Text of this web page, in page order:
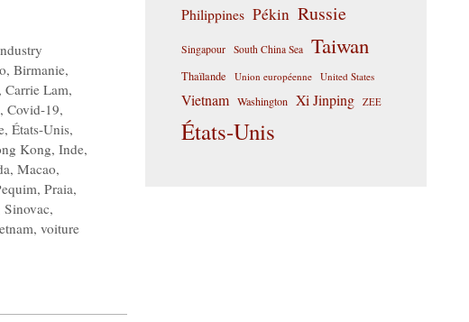
, Birmanie,
, Carrie Lam,
, Covid-19,
, États-Unis,
Kong, Inde,
, Macao,
, Praia,
Sinovac,
, voiture
Philippines Pékin Russie
Singapour South China Sea Taiwan
Thaïlande Union européenne United States
Vietnam Washington Xi Jinping ZEE
États-Unis